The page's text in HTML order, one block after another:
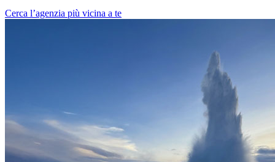
Cerca l’agenzia più vicina a te